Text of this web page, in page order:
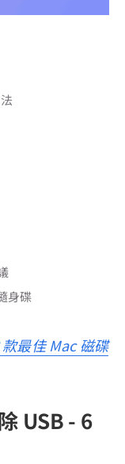
身碟
款最佳 Mac 磁碟
USB - 6